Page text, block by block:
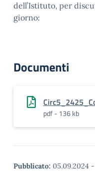
dell’Istituto, per
giorno:
Documenti
pdf - 136 kb
Pubblicato: 05.09.2024 -